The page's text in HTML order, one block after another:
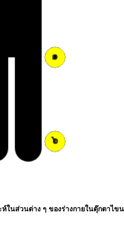
ในส่วนต่าง ๆ ของร่างกายในตุ๊กตาไข